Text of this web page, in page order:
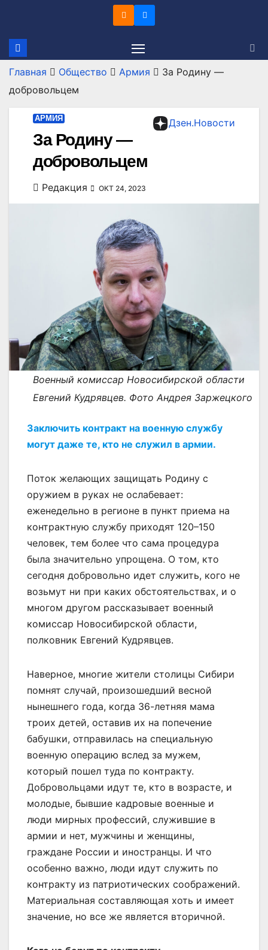
содержимому
Главная Общество Армия
За Родину —
добровольцем
Дзен.Новости
АРМИЯ
За Родину —
добровольцем
Редакция ОКТ 24, 2023
Военный комиссар Новосибирской области
Евгений Кудрявцев. Фото Андрея Заржецкого
Заключить контракт на военную службу
могут даже те, кто не служил в армии.
Поток желающих защищать Родину с
оружием в руках не ослабевает:
еженедельно в регионе в пункт приема на
контрактную службу приходят 120–150
человек, тем более что сама процедура
была значительно упрощена. О том, кто
сегодня добровольно идет служить, кого не
возьмут ни при каких обстоятельствах, и о
многом другом рассказывает военный
комиссар Новосибирской области,
полковник Евгений Кудрявцев.
Наверное, многие жители столицы Сибири
помнят случай, произошедший весной
нынешнего года, когда 36-летняя мама
троих детей, оставив их на попечение
бабушки, отправилась на специальную
военную операцию вслед за мужем,
который пошел туда по контракту.
Добровольцами идут те, кто в возрасте, и
молодые, бывшие кадровые военные и
люди мирных профессий, служившие в
армии и нет, мужчины и женщины,
граждане России и иностранцы. И что
особенно важно, люди идут служить по
контракту из патриотических соображений.
Материальная составляющая хоть и имеет
значение, но все же является вторичной.